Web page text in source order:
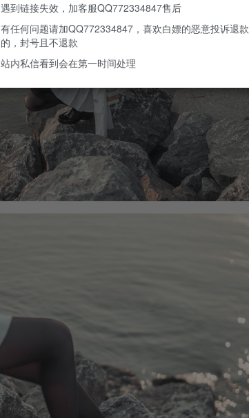
遇到链接失效，加客服QQ772334847售后
有任何问题请加QQ772334847，喜欢白嫖的恶意投诉退款
的，封号且不退款
站内私信看到会在第一时间处理